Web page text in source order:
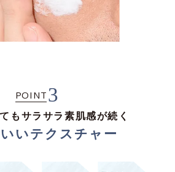
POINT 3
もサラサラ素肌感が続く
いテクスチャー